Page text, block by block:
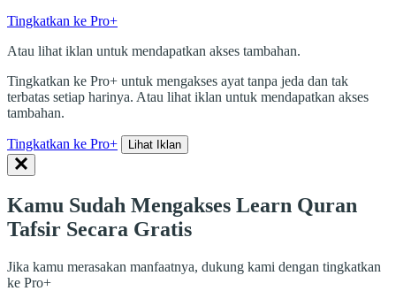
Tingkatkan ke Pro+
Atau lihat iklan untuk mendapatkan akses tambahan.
Tingkatkan ke Pro+ untuk mengakses ayat tanpa jeda dan tak
terbatas setiap harinya. Atau lihat iklan untuk mendapatkan akses
tambahan.
Tingkatkan ke Pro+ Lihat Iklan
Kamu Sudah Mengakses Learn Quran
Tafsir Secara Gratis
Jika kamu merasakan manfaatnya, dukung kami dengan tingkatkan
ke Pro+